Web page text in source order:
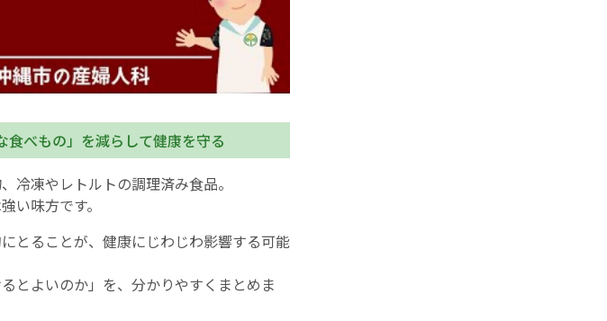
べもの」を減らして健康を守る
冷凍やレトルトの調理済み食品。
い味方です。
とることが、健康にじわじわ影響する可能
とよいのか」を、分かりやすくまとめま
まな講座・クラス
出産を希望される方へ
ィール
Page